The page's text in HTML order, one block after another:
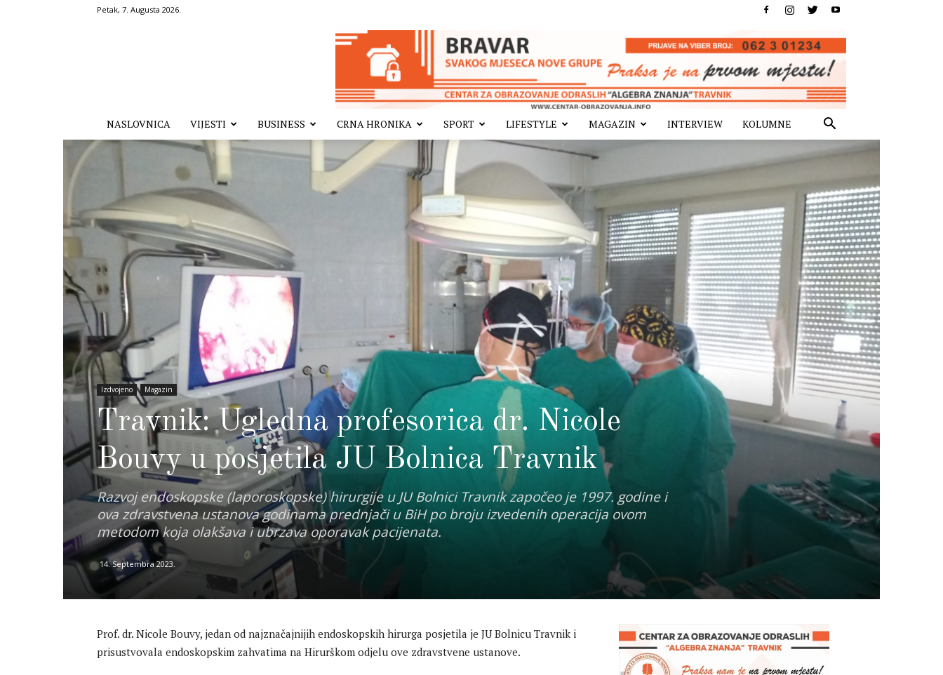
Petak, 7. Augusta 2026.
NASLOVNICA VIJESTI BUSINESS CRNA HRONIKA SPORT LIFESTYLE MAGAZIN INTERVIEW KOLUMNE
Izdvojeno Magazin
Travnik: Ugledna profesorica dr. Nicole
Bouvy u posjetila JU Bolnica Travnik
Razvoj endoskopske (laporoskopske) hirurgije u JU Bolnici Travnik započeo je 1997. godine i
ova zdravstvena ustanova godinama prednjači u BiH po broju izvedenih operacija ovom
metodom koja olakšava i ubrzava oporavak pacijenata.
14. Septembra 2023.
Prof. dr. Nicole Bouvy, jedan od najznačajnijih endoskopskih hirurga posjetila je JU Bolnicu Travnik i
prisustvovala endoskopskim zahvatima na Hirurškom odjelu ove zdravstvene ustanove.